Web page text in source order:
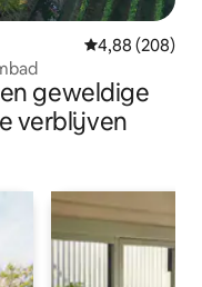
Gemiddelde
4,88 (208)
geweldige
verblijven